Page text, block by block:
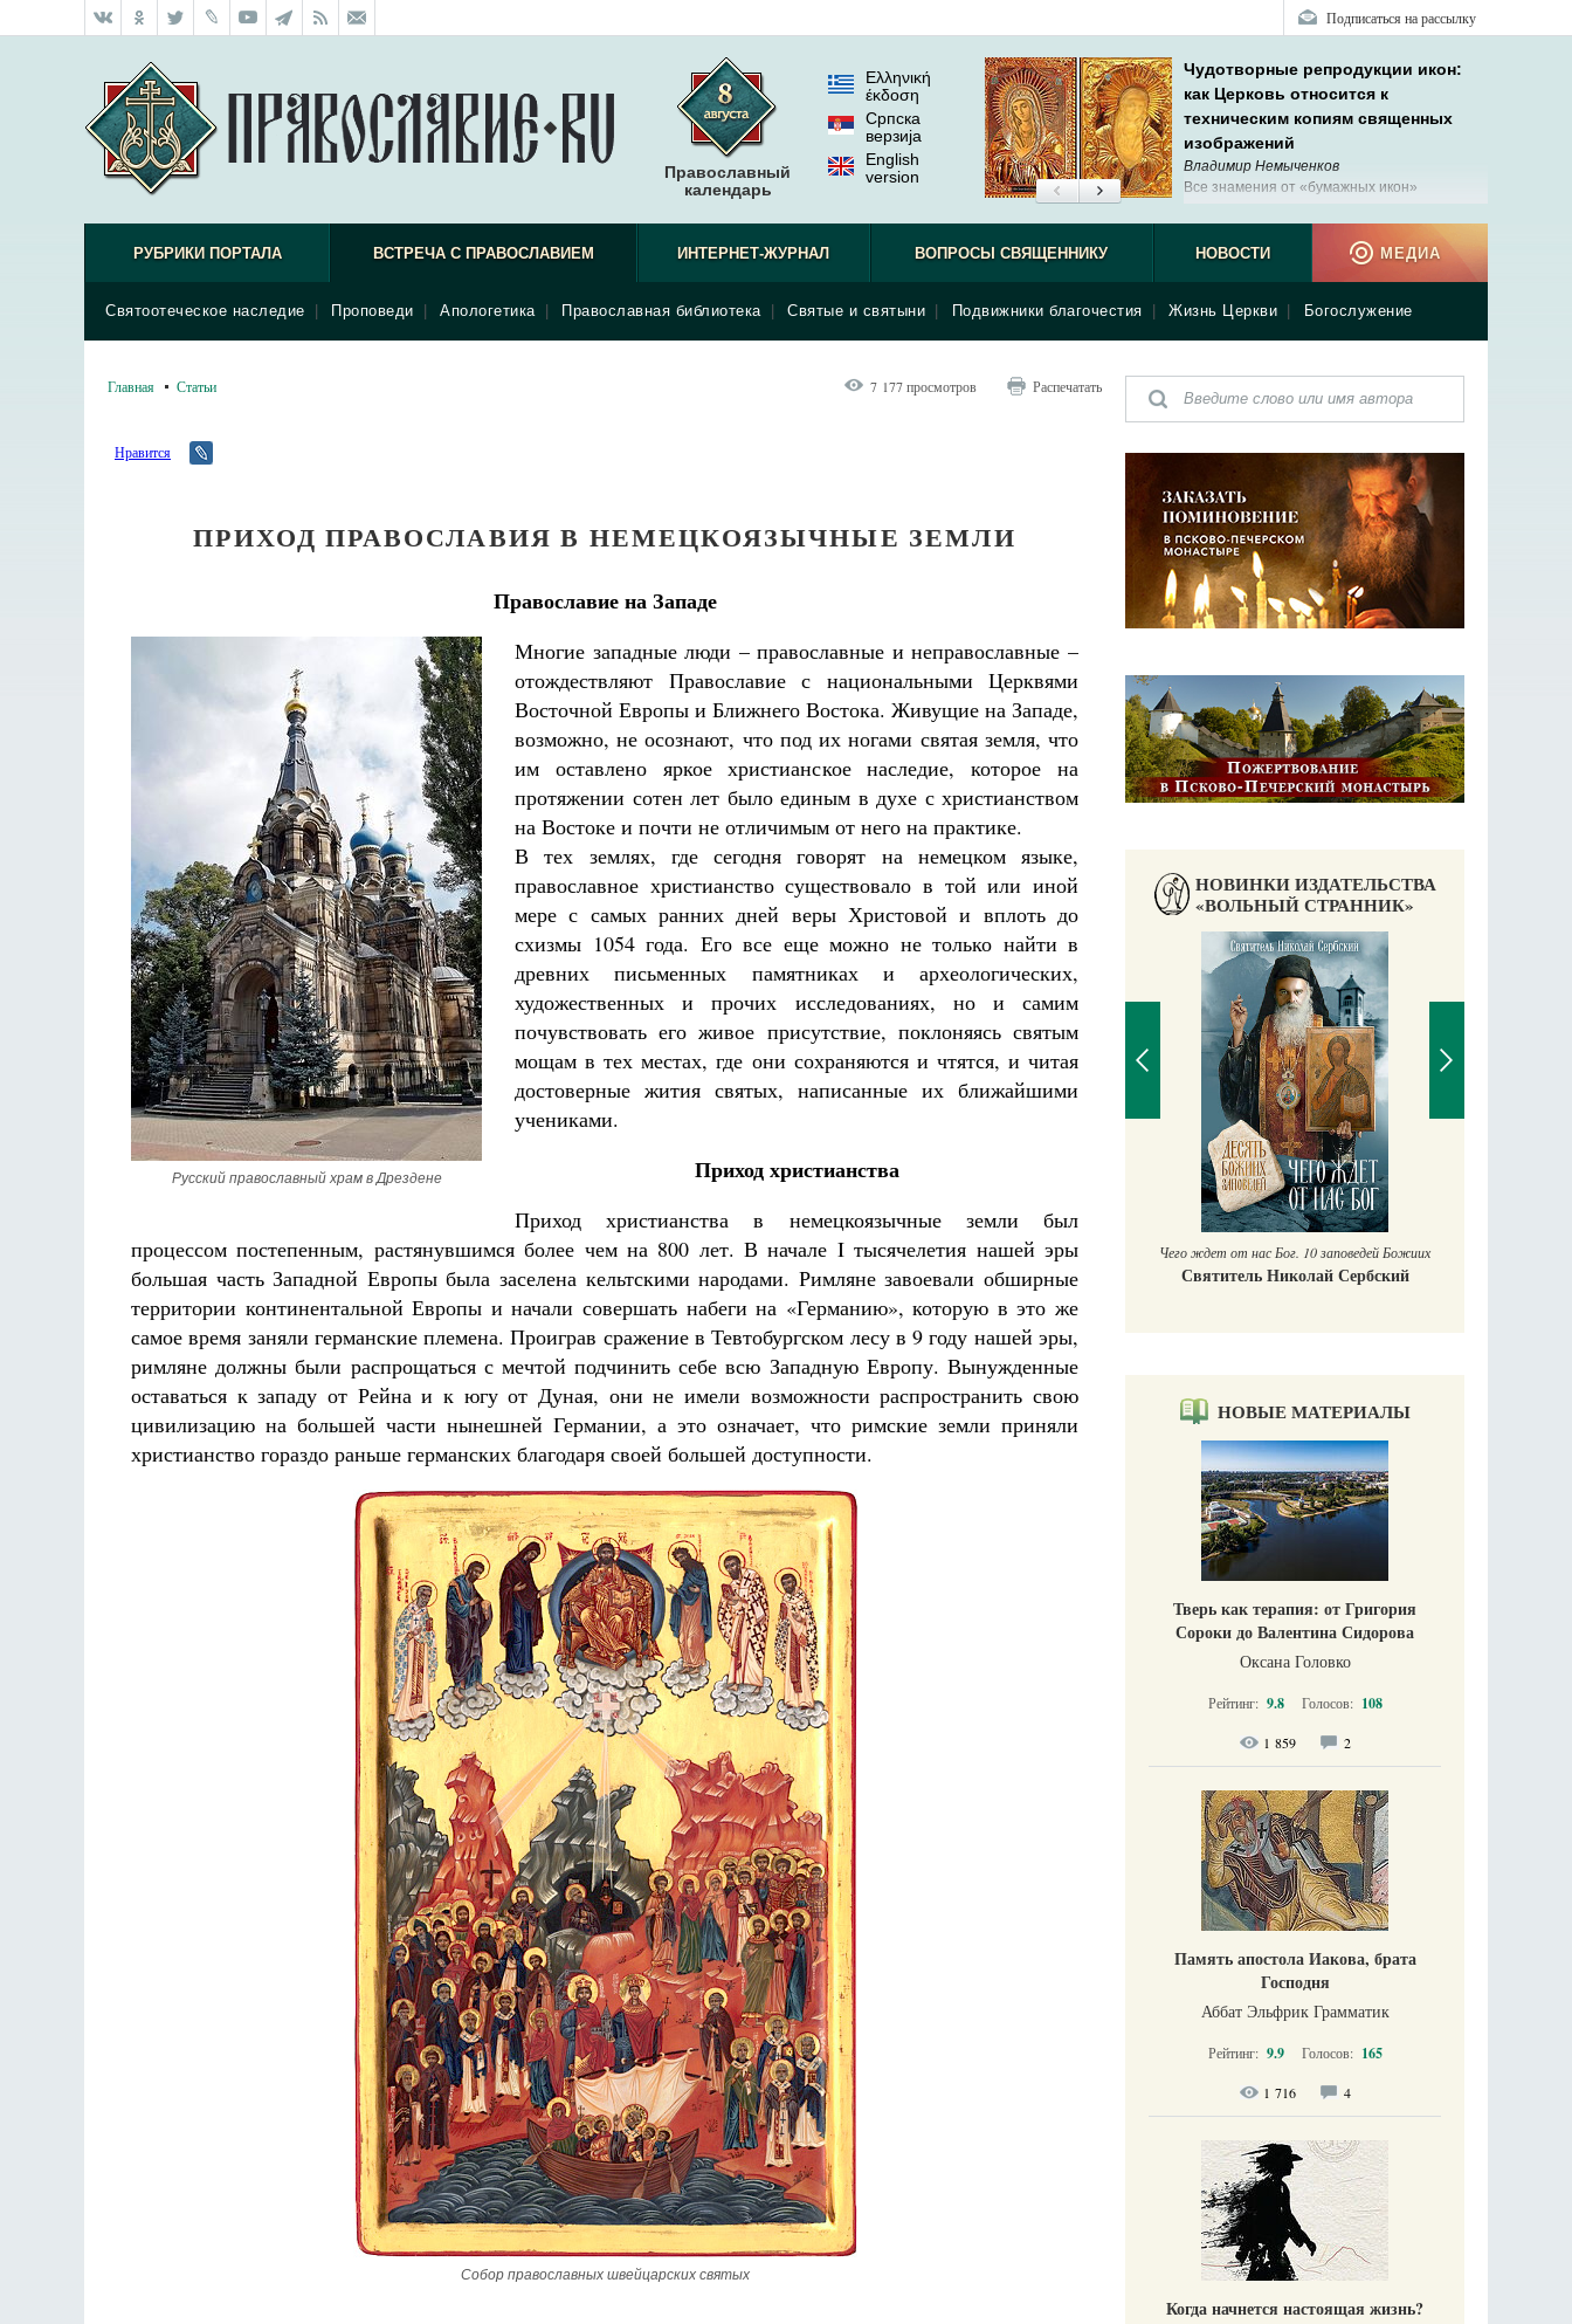
Подписаться на рассылку
Православный
календарь
Ελληνική
έκδοση
Српска
верзиjа
English
version
Чудотворные репродукции икон:
как Церковь относится к
техническим копиям священных
изображений
Владимир Немыченков
Все знамения от «бумажных икон»
священным изображениям.
РУБРИКИ ПОРТАЛА ВСТРЕЧА С ПРАВОСЛАВИЕМ
Святоотеческое наследие Проповеди Апологетика Православная библиотека Святые и святыни Подвижники благочестия Жизнь Церкви Богослужение
ИНТЕРНЕТ-ЖУРНАЛ ВОПРОСЫ СВЯЩЕННИКУ НОВОСТИ МЕДИА
Главная Статьи 7 177 просмотров Распечатать
Нравится
ПРИХОД ПРАВОСЛАВИЯ В НЕМЕЦКОЯЗЫЧНЫЕ ЗЕМЛИ
Православие на Западе
Русский православный храм в Дрездене
Многие западные люди – православные и неправославные –
отождествляют Православие с национальными Церквями
Восточной Европы и Ближнего Востока. Живущие на Западе,
возможно, не осознают, что под их ногами святая земля, что
им оставлено яркое христианское наследие, которое на
протяжении сотен лет было единым в духе с христианством
на Востоке и почти не отличимым от него на практике.
В тех землях, где сегодня говорят на немецком языке,
православное христианство существовало в той или иной
мере с самых ранних дней веры Христовой и вплоть до
схизмы 1054 года. Его все еще можно не только найти в
древних письменных памятниках и археологических,
художественных и прочих исследованиях, но и самим
почувствовать его живое присутствие, поклоняясь святым
мощам в тех местах, где они сохраняются и чтятся, и читая
достоверные жития святых, написанные их ближайшими
учениками.
Приход христианства
Приход христианства в немецкоязычные земли был
процессом постепенным, растянувшимся более чем на 800 лет. В начале I тысячелетия нашей эры
большая часть Западной Европы была заселена кельтскими народами. Римляне завоевали обширные
территории континентальной Европы и начали совершать набеги на «Германию», которую в это же
самое время заняли германские племена. Проиграв сражение в Тевтобургском лесу в 9 году нашей эры,
римляне должны были распрощаться с мечтой подчинить себе всю Западную Европу. Вынужденные
оставаться к западу от Рейна и к югу от Дуная, они не имели возможности распространить свою
цивилизацию на большей части нынешней Германии, а это означает, что римские земли приняли
христианство гораздо раньше германских благодаря своей большей доступности.
Собор православных швейцарских святых
НОВИНКИ ИЗДАТЕЛЬСТВА
«ВОЛЬНЫЙ СТРАННИК»
Фредерика де Грааф Как найти своё место в жизни
Кирилл Мурышев
святого
Роман Котов Чего ждет от нас Бог. 10 заповедей Божиих
Святитель Николай Сербский
НОВЫЕ МАТЕРИАЛЫ
Тверь как терапия: от Григория
Сороки до Валентина Сидорова
Оксана Головко
Рейтинг: 9.8 Голосов: 108
1 859 2
Память апостола Иакова, брата
Господня
Аббат Эльфрик Грамматик
Рейтинг: 9.9 Голосов: 165
1 716 4
Когда начнется настоящая жизнь?